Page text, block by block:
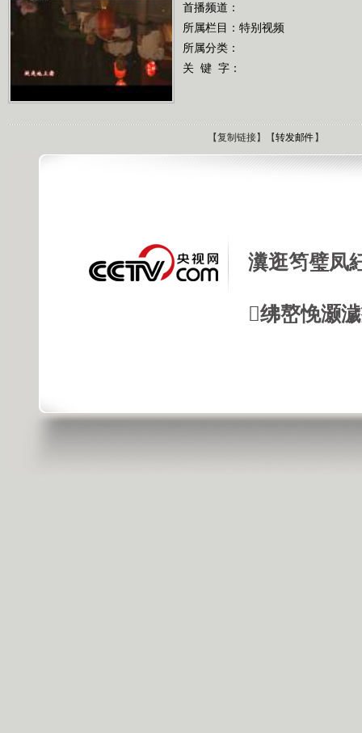
首播频道：
所属栏目： 特别视频
所属分类：
关 键 字：
【复制链接】【转发邮件 】
瀵逛笉璧凤
绋嶅悗灏